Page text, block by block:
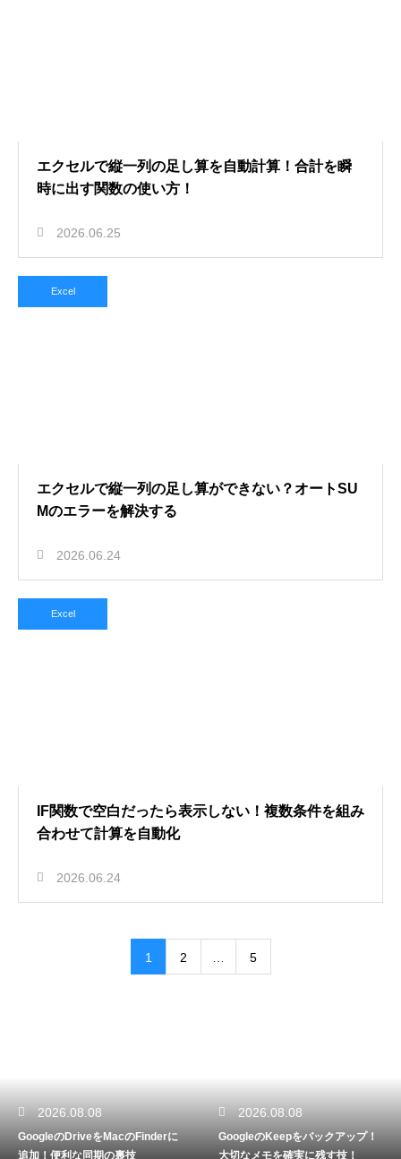
エクセルで縦一列の足し算を自動計算！合計を瞬
時に出す関数の使い方！
2026.06.25
Excel
エクセルで縦一列の足し算ができない？オートSU
Mのエラーを解決する
2026.06.24
Excel
IF関数で空白だったら表示しない！複数条件を組み
合わせて計算を自動化
2026.06.24
1 2 5
2026.08.08
GoogleのDriveをMacのFinderに
追加！便利な同期の裏技
2026.08.08
GoogleのKeepをバックアップ！
大切なメモを確実に残す技！